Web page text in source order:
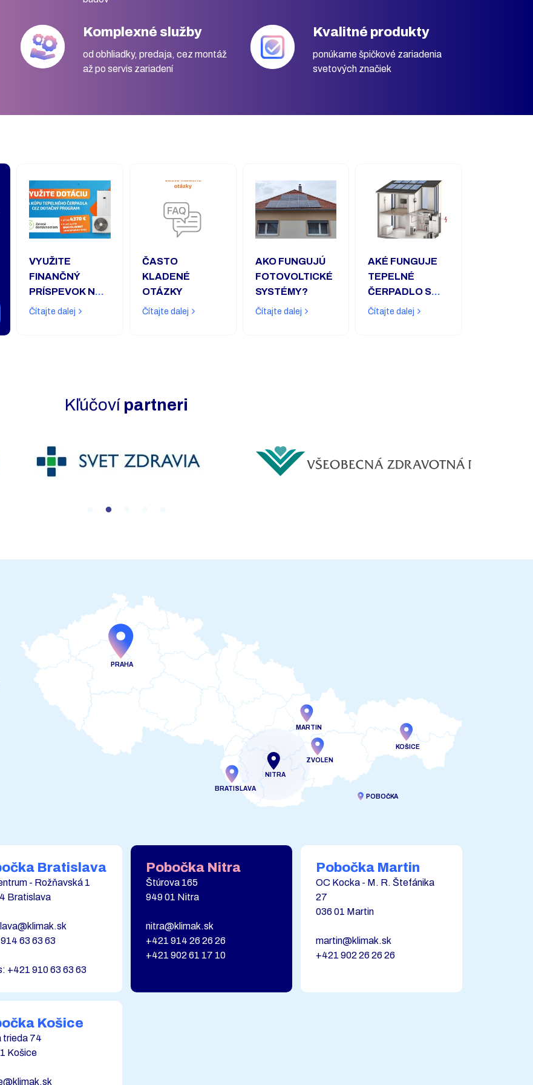
Komplexné služby
od obhliadky, predaja, cez montáž
až po servis zariadení
Kvalitné produkty
ponúkame špičkové zariadenia
svetových značiek
VYUŽITE
FINANČNÝ
PRÍSPEVOK NA
TEPELNÉ
Čítajte dalej
ČASTO
KLADENÉ
OTÁZKY
Čítajte dalej
AKO FUNGUJÚ
FOTOVOLTICKÉ
SYSTÉMY?
Čítajte dalej
AKÉ FUNGUJE
TEPELNÉ
ČERPADLO S
FOTOVOLTIKOU?
Čítajte dalej
Kľúčoví partneri
BRATISLAVA
NITRA
MARTIN
ZVOLEN
KOŠICE
POBOČKA
PRAHA
Bratislava
- Rožňavská 1
Bratislava
63 63 63
+421 910 63 63 63
Pobočka Nitra
Štúrova 165
949 01 Nitra
nitra@klimak.sk
+421 914 26 26 26
+421 902 61 17 10
Pobočka Martin
OC Kocka - M. R. Štefánika
27
036 01 Martin
martin@klimak.sk
+421 902 26 26 26
Košice
trieda 74
Košice